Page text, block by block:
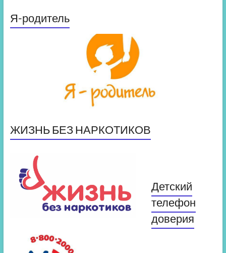
Я-родитель
ЖИЗНЬ БЕЗ НАРКОТИКОВ
Детский
телефон
доверия